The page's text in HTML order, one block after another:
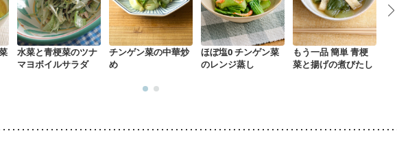
水菜と青梗菜のツナ
マヨボイルサラダ
チンゲン菜の中華炒
め
ほぼ塩0 チンゲン菜
のレンジ蒸し
もう一品 簡単 青梗
菜と揚げの煮びたし